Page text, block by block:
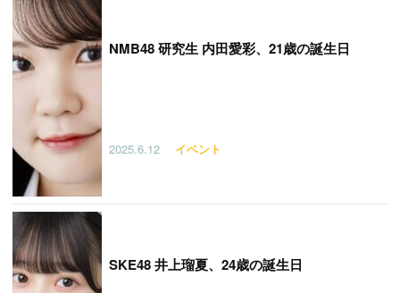
NMB48 研究生 内田愛彩、21歳の誕生日
2025.6.12 イベント
SKE48 井上瑠夏、24歳の誕生日